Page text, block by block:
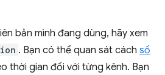
bản mình đang dùng, hãy xem
. Bạn có thể quan sát cách số
thời gian đối với từng kênh. Bạn